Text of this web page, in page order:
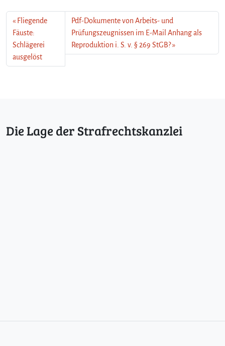
Fliegende
Fäuste:
Schlägerei
ausgelöst
Pdf-Dokumente von Arbeits- und
Prüfungszeugnissen im E-Mail Anhang als
Reproduktion i. S. v. § 269 StGB?
Die Lage der Strafrechtskanzlei